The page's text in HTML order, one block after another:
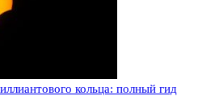
кольца: полный гид